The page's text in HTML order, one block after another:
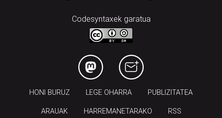
Codesyntaxek garatua
HONI BURUZ LEGE OHARRA PUBLIZITATEA
ARAUAK HARREMANETARAKO RSS